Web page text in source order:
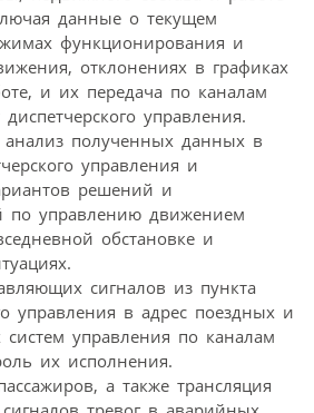
данные о текущем
функционирования и
отклонениях в графиках
и их передача по каналам
управления.
полученных данных в
управления и
решений и
по управлению движением
обстановке и
сигналов из пункта
управления в адрес поездных и
систем управления по каналам
их исполнения.
а также трансляция